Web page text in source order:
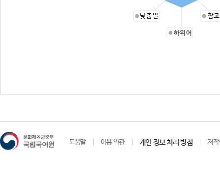
참
하위어
낮춤말
도움말 이용 약관 개인 정보 처리 방침 저